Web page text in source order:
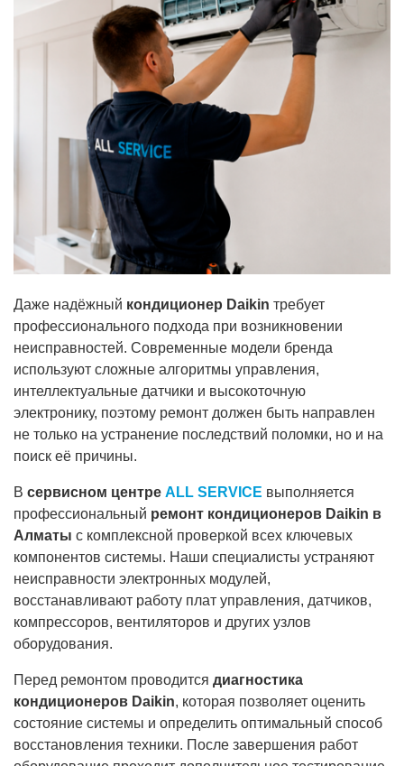
Даже надёжный кондиционер Daikin требует
профессионального подхода при возникновении
неисправностей. Современные модели бренда
используют сложные алгоритмы управления,
интеллектуальные датчики и высокоточную
электронику, поэтому ремонт должен быть направлен
не только на устранение последствий поломки, но и на
поиск её причины.
В сервисном центре ALL SERVICE выполняется
профессиональный ремонт кондиционеров Daikin в
Алматы с комплексной проверкой всех ключевых
компонентов системы. Наши специалисты устраняют
неисправности электронных модулей,
восстанавливают работу плат управления, датчиков,
компрессоров, вентиляторов и других узлов
оборудования.
Перед ремонтом проводится диагностика
кондиционеров Daikin, которая позволяет оценить
состояние системы и определить оптимальный способ
восстановления техники. После завершения работ